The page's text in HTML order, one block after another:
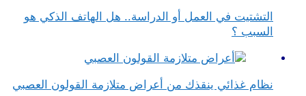
التشتيت في العمل أو الدراسة.. هل الهاتف الذكي هو
السبب ؟
نظام غذائي ينقذك من أعراض متلازمة القولون العصبي